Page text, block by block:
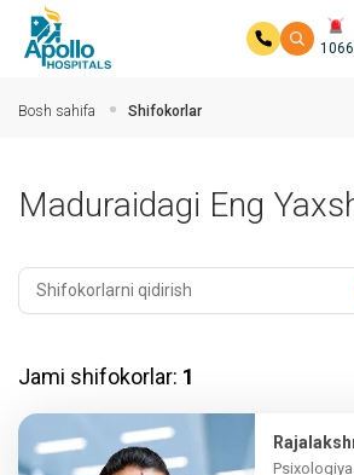
1066
Bosh sahifa Shifokorlar
Maduraidagi Eng
Jami shifokorlar: 1
Psixologiya